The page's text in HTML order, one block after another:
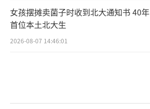
女孩摆摊卖菌子时收到北大通知书 40年
首位本土北大生
2026-08-07 14:46:01